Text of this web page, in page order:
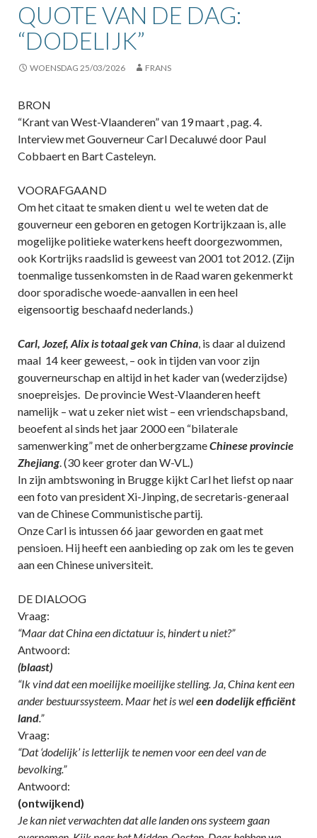
QUOTE VAN DE DAG:
“DODELIJK”
WOENSDAG 25/03/2026 FRANS
BRON
“Krant van West-Vlaanderen” van 19 maart , pag. 4.
Interview met Gouverneur Carl Decaluwé door Paul
Cobbaert en Bart Casteleyn.
VOORAFGAAND
Om het citaat te smaken dient u wel te weten dat de
gouverneur een geboren en getogen Kortrijkzaan is, alle
mogelijke politieke waterkens heeft doorgezwommen,
ook Kortrijks raadslid is geweest van 2001 tot 2012. (Zijn
toenmalige tussenkomsten in de Raad waren gekenmerkt
door sporadische woede-aanvallen in een heel
eigensoortig beschaafd nederlands.)
Carl, Jozef, Alix is totaal gek van China, is daar al duizend
maal 14 keer geweest, – ook in tijden van voor zijn
gouverneurschap en altijd in het kader van (wederzijdse)
snoepreisjes. De provincie West-Vlaanderen heeft
namelijk – wat u zeker niet wist – een vriendschapsband,
beoefent al sinds het jaar 2000 een “bilaterale
samenwerking” met de onherbergzameChinese provincie
Zhejiang. (30 keer groter dan W-VL.)
In zijn ambtswoning in Brugge kijkt Carl het liefst op naar
een foto van president Xi-Jinping, de secretaris-generaal
van de Chinese Communistische partij.
Onze Carl is intussen 66 jaar geworden en gaat met
pensioen. Hij heeft een aanbieding op zak om les te geven
aan een Chinese universiteit.
DE DIALOOG
Vraag:
“Maar dat China een dictatuur is, hindert u niet?”
Antwoord:
(blaast)
“Ik vind dat een moeilijke moeilijke stelling. Ja, China kent een
ander bestuurssysteem. Maar het is weleen dodelijk efficiënt
land.”
Vraag:
“Dat ‘dodelijk’ is letterlijk te nemen voor een deel van de
bevolking.”
Antwoord:
(ontwijkend)
Je kan niet verwachten dat alle landen ons systeem gaan